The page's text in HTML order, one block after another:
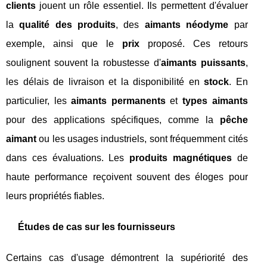
clients jouent un rôle essentiel. Ils permettent d'évaluer
laqualité des produits, des aimants néodyme par
exemple, ainsi que le prixproposé. Ces retours
soulignent souvent la robustesse d'aimants puissants,
les délais de livraison et la disponibilité enstock. En
particulier, lesaimants permanentsettypes aimants
pour des applications spécifiques, comme la pêche
aimant ou les usages industriels, sont fréquemment cités
dans ces évaluations. Les produits magnétiquesde
haute performance reçoivent souvent des éloges pour
leurs propriétés fiables.
Études de cas sur les fournisseurs
Certains cas d'usage démontrent la supériorité des